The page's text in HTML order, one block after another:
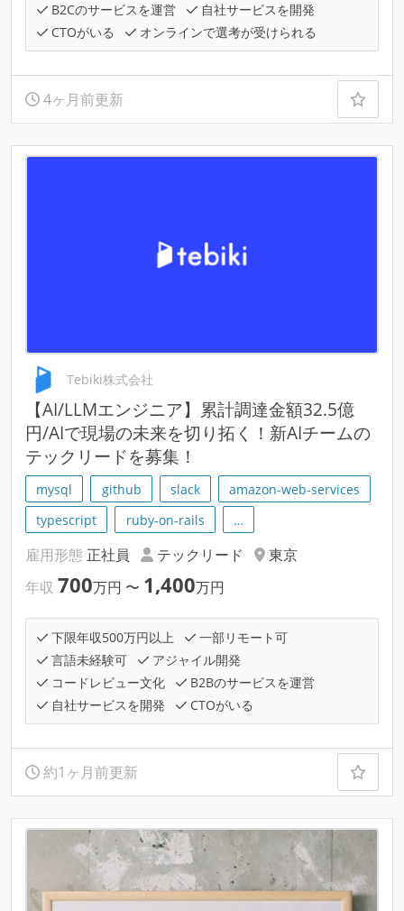
B2Cのサービスを運営
自社サービスを開発
CTOがいる
オンラインで選考が受けられる
4ヶ月前更新
Tebiki株式会社
【AI/LLMエンジニア】累計調達金額32.5億
円/AIで現場の未来を切り拓く！新AIチームの
テックリードを募集！
mysql github slack
amazon-web-services
typescript
ruby-on-rails …
雇用形態 正社員 テックリード
東京
年収 700万円 〜 1,400万円
下限年収500万円以上
一部リモート可
言語未経験可
アジャイル開発
コードレビュー文化
B2Bのサービスを運営
自社サービスを開発
CTOがいる
約1ヶ月前更新